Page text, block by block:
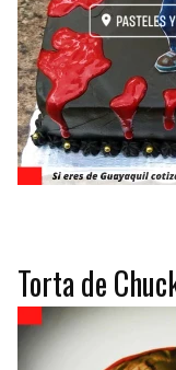
Torta de